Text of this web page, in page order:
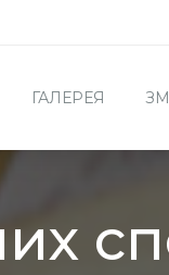
ГАЛЕРЕЯ